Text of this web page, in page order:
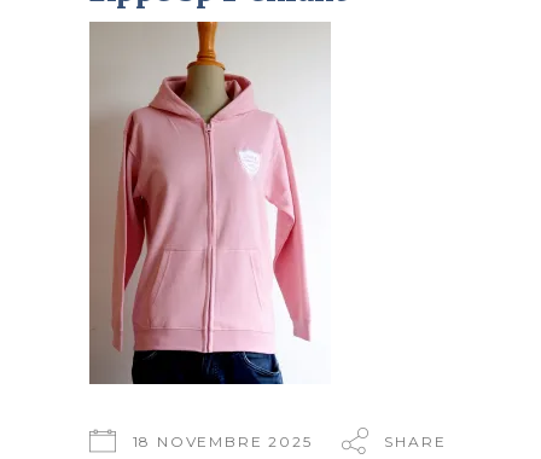
18 NOVEMBRE 2025 SHARE